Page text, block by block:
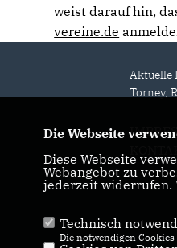
weist darauf hin,
vereine.de
Aktuelle
Torney,
Die Webseite
Diese Webseite
Webangebot zu
jederzeit widerrufen.
Technisch
Die notwendigen